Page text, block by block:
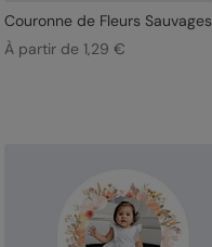
Couronne de Fleurs Sauvages
À partir de 1,29 €